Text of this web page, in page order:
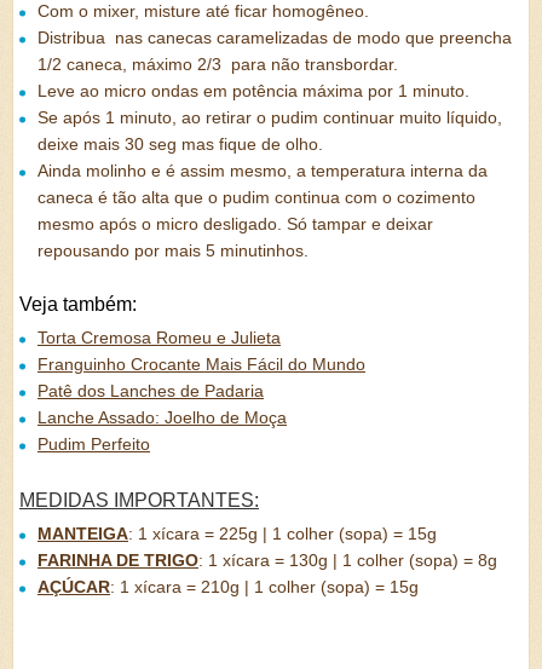
Com o mixer, misture até ficar homogêneo.
Distribua nas canecas caramelizadas de modo que preencha
1/2 caneca, máximo 2/3 para não transbordar.
Leve ao micro ondas em potência máxima por 1 minuto.
Se após 1 minuto, ao retirar o pudim continuar muito líquido,
deixe mais 30 seg mas fique de olho.
Ainda molinho e é assim mesmo, a temperatura interna da
caneca é tão alta que o pudim continua com o cozimento
mesmo após o micro desligado. Só tampar e deixar
repousando por mais 5 minutinhos.
Veja também:
Torta Cremosa Romeu e Julieta
Franguinho Crocante Mais Fácil do Mundo
Patê dos Lanches de Padaria
Lanche Assado: Joelho de Moça
Pudim Perfeito
MEDIDAS IMPORTANTES:
MANTEIGA: 1 xícara = 225g | 1 colher (sopa) = 15g
FARINHA DE TRIGO: 1 xícara = 130g | 1 colher (sopa) = 8g
AÇÚCAR: 1 xícara = 210g | 1 colher (sopa) = 15g